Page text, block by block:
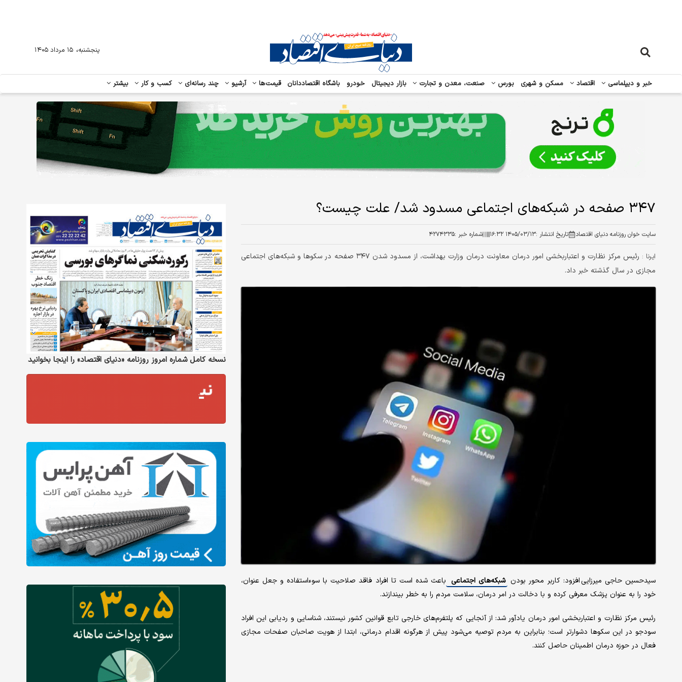
خبر و دیپلماسی اقتصاد مسکن و شهری بورس صنعت، معدن و تجارت بازار دیجیتال خودرو باشگاه اقتصاددانان قیمت‌ها آرشیو چند رسانه‌ای کسب و کار بیشتر
پنجشنبه، ۱۵ مرداد ۱۴۰۵
۳۴۷ صفحه در شبکه‌های اجتماعی مسدود شد/ علت چیست؟
سایت خوان روزنامه دنیای اقتصاد تاریخ انتشار :۱۴۰۵/۰۳/۱۳ ۱۶:۳۲ شماره خبر :۴۲۷۴۳۳۵
ایرنا :
رئیس مرکز نظارت و اعتباربخشی امور درمان معاونت درمان وزارت بهداشت، از مسدود شدن ۳۴۷ صفحه در سکوها و شبکه‌های اجتماعی
مجازی در سال گذشته خبر داد.
سیدحسین حاجی میرزایی افزود: کاربر محور بودن شبکه‌های اجتماعی باعث شده است تا افراد فاقد صلاحیت با سوءاستفاده و جعل عنوان،
خود را به عنوان پزشک معرفی کرده و با دخالت در امر درمان، سلامت مردم را به خطر بیندازند.
رئیس مرکز نظارت و اعتباربخشی امور درمان یادآور شد: از آنجایی که پلتفرم‌های خارجی تابع قوانین کشور نیستند، شناسایی و ردیابی این افراد
سودجو در این سکوها دشوارتر است؛ بنابراین به مردم توصیه می‌شود پیش از هرگونه اقدام درمانی، ابتدا از هویت صاحبان صفحات مجازی
فعال در حوزه درمان اطمینان حاصل کنند.
نسخه کامل شماره امروز روزنامه «دنیای‌ اقتصاد» را اینجا بخوانید